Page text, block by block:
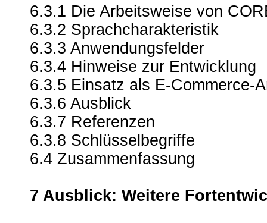
6.3.1 Die Arbeitsweise von
6.3.2 Sprachcharakteristik
6.3.3 Anwendungsfelder
6.3.4 Hinweise zur Entwicklung
6.3.5 Einsatz als E-Commerce-
6.3.6 Ausblick
6.3.7 Referenzen
6.3.8 Schlüsselbegriffe
6.4 Zusammenfassung
7 Ausblick: Weitere